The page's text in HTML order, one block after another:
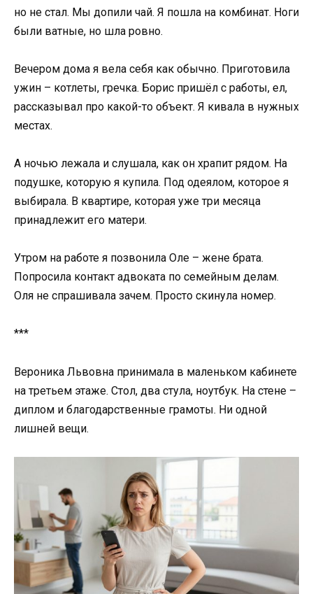
но не стал. Мы допили чай. Я пошла на комбинат. Ноги
были ватные, но шла ровно.
Вечером дома я вела себя как обычно. Приготовила
ужин – котлеты, гречка. Борис пришёл с работы, ел,
рассказывал про какой-то объект. Я кивала в нужных
местах.
А ночью лежала и слушала, как он храпит рядом. На
подушке, которую я купила. Под одеялом, которое я
выбирала. В квартире, которая уже три месяца
принадлежит его матери.
Утром на работе я позвонила Оле – жене брата.
Попросила контакт адвоката по семейным делам.
Оля не спрашивала зачем. Просто скинула номер.
***
Вероника Львовна принимала в маленьком кабинете
на третьем этаже. Стол, два стула, ноутбук. На стене –
диплом и благодарственные грамоты. Ни одной
лишней вещи.